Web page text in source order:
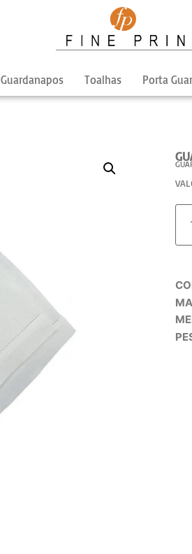
Guardanapos Toalhas Porta